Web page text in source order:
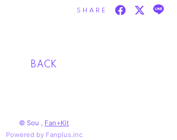
SHARE
BACK
© Sou , Fan+Kit
Powered by Fanplus.inc